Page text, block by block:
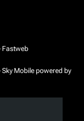
Fastweb
Mobile powered by